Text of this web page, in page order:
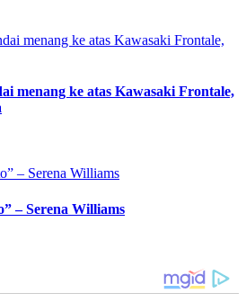
menang ke atas Kawasaki Frontale,
– Serena Williams